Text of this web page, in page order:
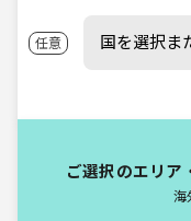
任意 国を選択ま
ご選択のエリア
海